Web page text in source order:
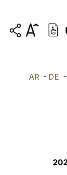
DEUTSCH
العربيّة AR- DE -